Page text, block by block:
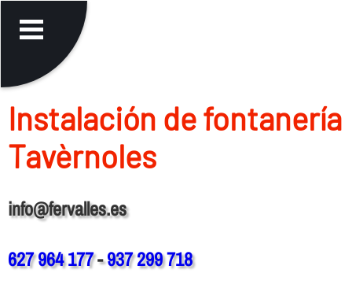
Instalación de fontanerí­a
Tavèrnoles
info@fervalles.es
627 964 177-937 299 718